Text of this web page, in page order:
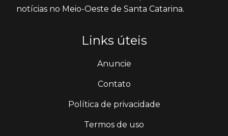
notícias no Meio-Oeste de Santa Catarina.
Links úteis
Anuncie
Contato
Política de privacidade
Termos de uso